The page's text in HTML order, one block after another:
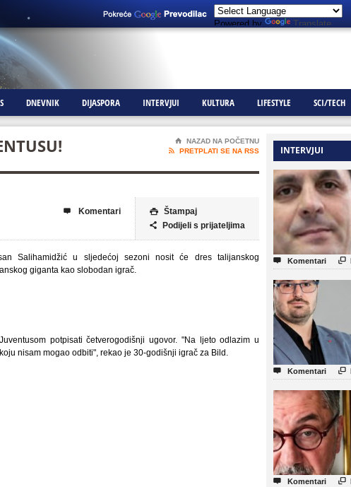
Powered by Translate
DNEVNIK DIJASPORA INTERVJUI KULTURA LIFESTYLE SCI/TECH
⌂
NAZAD NA POČETNU

PRETPLATI SE NA RSS
 Štampaj
 Podijeli s prijateljima
 Komentari
Salihamidžić u sljedećoj sezoni nosit će dres talijanskog
giganta kao slobodan igrač.
potpisati četverogodišnji ugovor. "Na ljeto odlazim u
nisam mogao odbiti", rekao je 30-godišnji igrač za Bild.
INTERVJUI
 Komentari 
 Komentari 
 Komentari 